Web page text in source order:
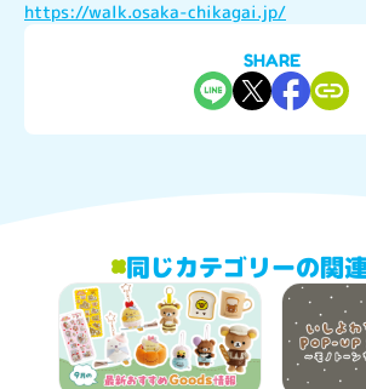
https://walk.osaka-chikagai.jp/
SHARE
同じカテゴリーの関